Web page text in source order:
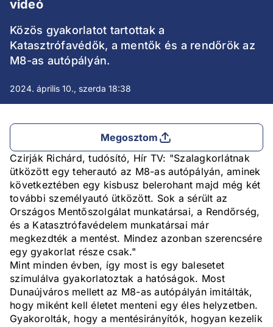
videó
Közös gyakorlatot tartottak a
Katasztrófavédők, a mentők és a rendőrök az
M8-as autópályán.
2024. április 10., szerda 18:38
Megosztom
Czirják Richárd, tudósító, Hír TV: "Szalagkorlátnak
ütközött egy teherautó az M8-as autópályán, aminek
következtében egy kisbusz belerohant majd még két
további személyautó ütközött. Sok a sérült az
Országos Mentőszolgálat munkatársai, a Rendőrség,
és a Katasztrófavédelem munkatársai már
megkezdték a mentést. Mindez azonban szerencsére
egy gyakorlat része csak."
Mint minden évben, így most is egy balesetet
szimulálva gyakorlatoztak a hatóságok. Most
Dunaújváros mellett az M8-as autópályán imitálták,
hogy miként kell életet menteni egy éles helyzetben.
Gyakorolták, hogy a mentésirányítók, hogyan kezelik